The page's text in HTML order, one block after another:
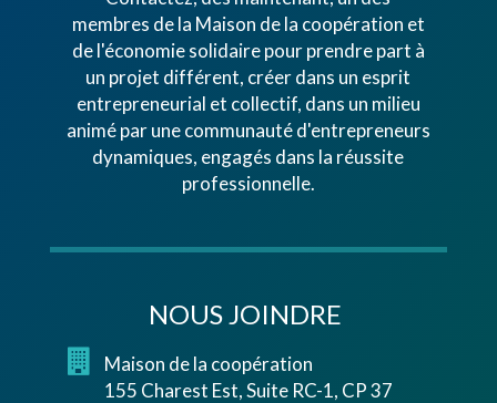
membres de la Maison de la coopération et
de l'économie solidaire pour prendre part à
un projet différent, créer dans un esprit
entrepreneurial et collectif, dans un milieu
animé par une communauté d'entrepreneurs
dynamiques, engagés dans la réussite
professionnelle.
NOUS JOINDRE
Maison de la coopération
155 Charest Est, Suite RC-1, CP 37